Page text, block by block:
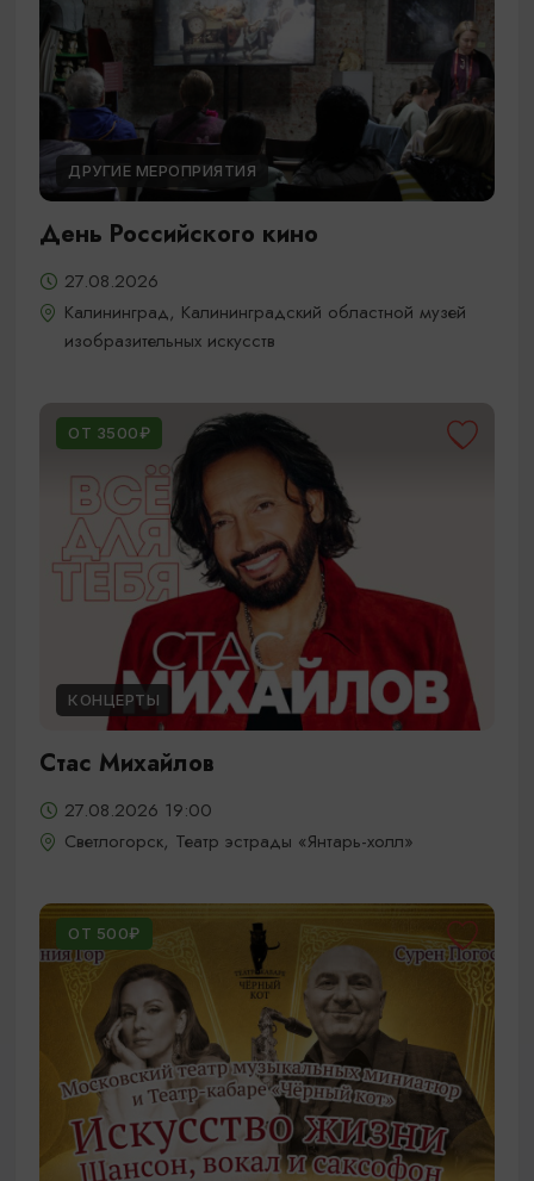
ДРУГИЕ МЕРОПРИЯТИЯ
День Российского кино
27.08.2026
Калининград, Калининградский областной музей
изобразительных искусств
ОТ 3500₽
КОНЦЕРТЫ
Стас Михайлов
27.08.2026 19:00
Светлогорск, Театр эстрады «Янтарь-холл»
ОТ 500₽